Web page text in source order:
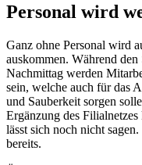
Personal wird
Ganz ohne Personal wird
auskommen. Während
Nachmittag werden
sein, welche auch für das
und Sauberkeit sorgen
Ergänzung des
lässt sich noch nicht
bereits.